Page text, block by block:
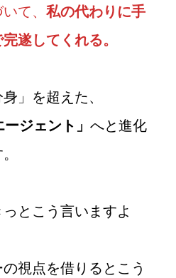
て、 私の代わりに手
遂してくれる。
」を超えた、
ジェント」 へと進化
っとこう言いますよ
視点を借りるとこう